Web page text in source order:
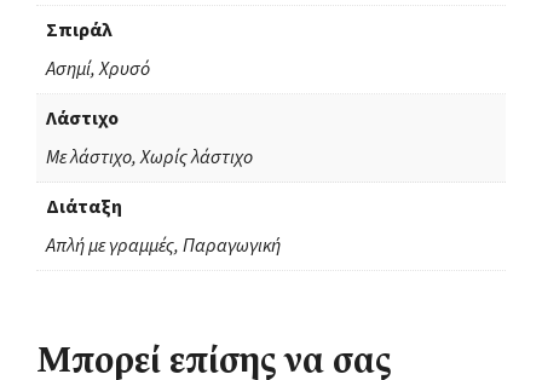
Σπιράλ
Ασημί, Χρυσό
Λάστιχο
Με λάστιχο, Χωρίς λάστιχο
Διάταξη
Απλή με γραμμές, Παραγωγική
Μπορεί επίσης να σας